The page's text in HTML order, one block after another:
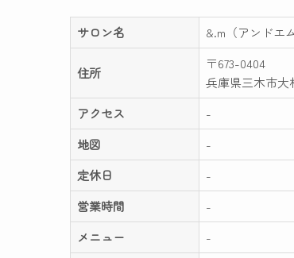
サロン名 &.m（アンドエム
住所
〒673-0404
兵庫県三木市大
アクセス
-
地図
-
定休日
-
営業時間
-
メニュー
-